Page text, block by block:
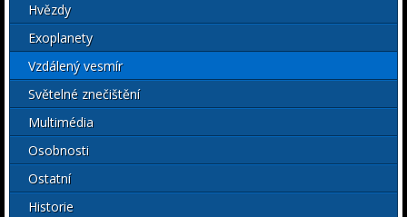
Hvězdy
Exoplanety
Vzdálený vesmír
Světelné znečištění
Multimédia
Osobnosti
Ostatní
Historie